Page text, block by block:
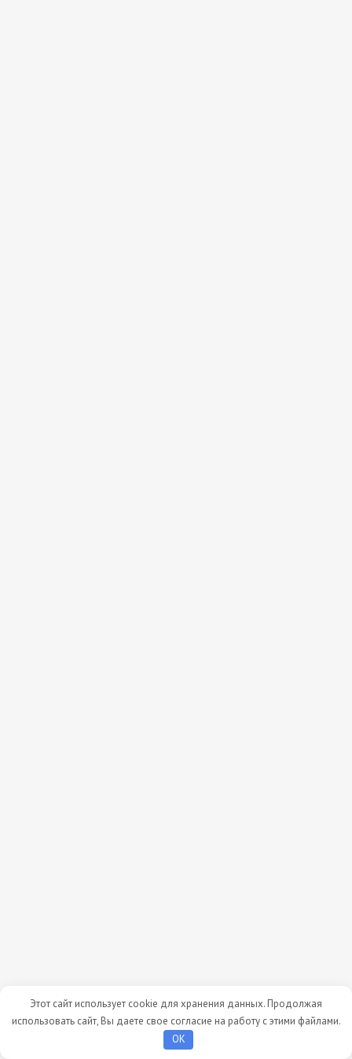
Этот сайт использует cookie для хранения данных. Продолжая
использовать сайт, Вы даете свое согласие на работу с этими файлами.
OK